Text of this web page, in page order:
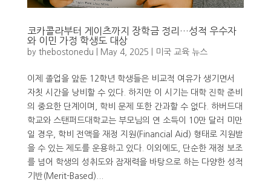
코카콜라부터 게이츠까지 장학금 정리…성적 우수자
와 이민 가정 학생도 대상
by thebostonedu May 4, 2025 미국 교육 뉴스
이제 졸업을 앞둔 12학년 학생들은 비교적 여유가 생기면서
자칫 시간을 낭비할 수 있다. 하지만 이 시기는 대학 진학 준비
의 중요한 단계이며, 학비 문제 또한 간과할 수 없다. 하버드대
학교와 스탠퍼드대학교는 부모님의 연 소득이 10만 달러 미만
일 경우, 학비 전액을 재정 지원(Financial Aid) 형태로 지원받
을 수 있는 제도를 운용하고 있다. 이외에도, 단순한 재정 보조
를 넘어 학생의 성취도와 잠재력을 바탕으로 하는 다양한 성적
기반(Merit-Based)...